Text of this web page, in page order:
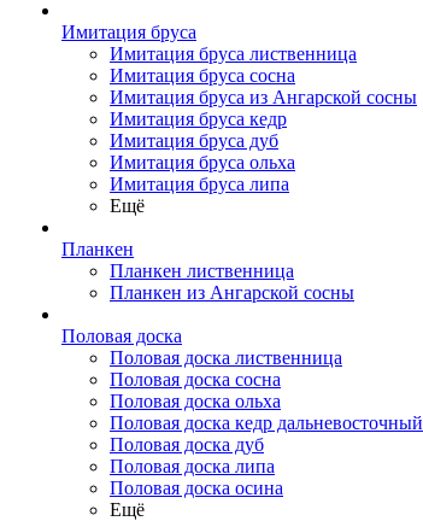
Имитация бруса
Имитация бруса лиственница
Имитация бруса сосна
Имитация бруса из Ангарской сосны
Имитация бруса кедр
Имитация бруса дуб
Имитация бруса ольха
Имитация бруса липа
Ещё
Планкен
Планкен лиственница
Планкен из Ангарской сосны
Половая доска
Половая доска лиственница
Половая доска сосна
Половая доска ольха
Половая доска кедр дальневосточный
Половая доска дуб
Половая доска липа
Половая доска осина
Ещё